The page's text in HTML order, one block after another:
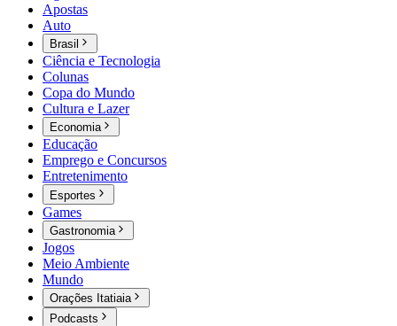
Apostas
Auto
Brasil
Ciência e Tecnologia
Colunas
Copa do Mundo
Cultura e Lazer
Economia
Educação
Emprego e Concursos
Entretenimento
Esportes
Games
Gastronomia
Jogos
Meio Ambiente
Mundo
Orações Itatiaia
Podcasts